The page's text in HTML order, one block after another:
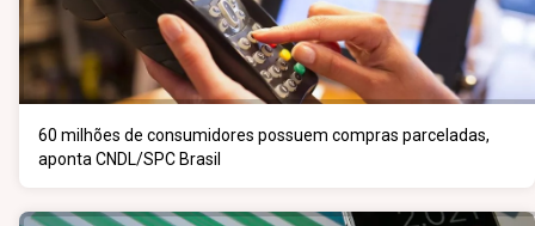
60 milhões de consumidores possuem compras parceladas,
aponta CNDL/SPC Brasil